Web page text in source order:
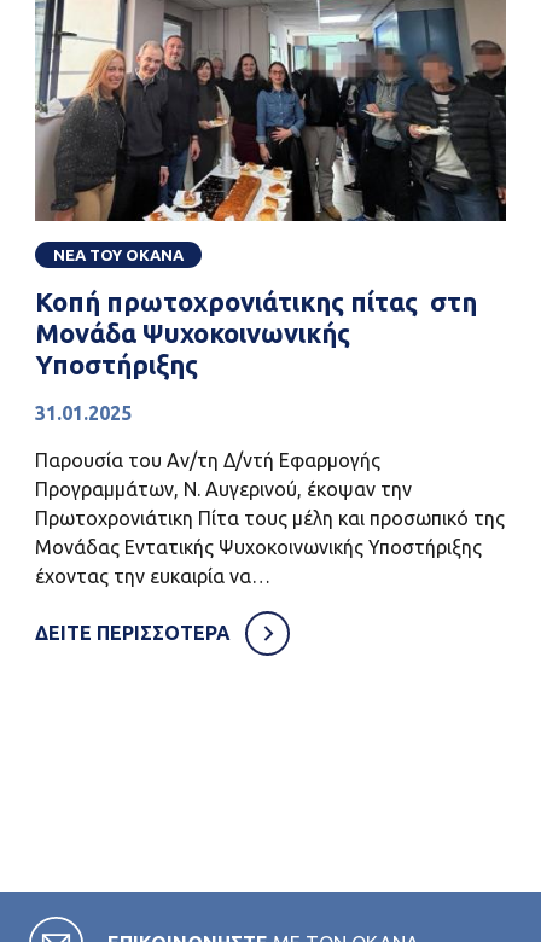
ΝΕΑ ΤΟΥ ΟΚΑΝΑ
Κοπή πρωτοχρονιάτικης πίτας στη
Μονάδα Ψυχοκοινωνικής
Υποστήριξης
31.01.2025
Παρουσία του Αν/τη Δ/ντή Εφαρμογής
Προγραμμάτων, Ν. Αυγερινού, έκοψαν την
Πρωτοχρονιάτικη Πίτα τους μέλη και προσωπικό της
Μονάδας Εντατικής Ψυχοκοινωνικής Υποστήριξης
έχοντας την ευκαιρία να…
ΔΕΙΤΕ ΠΕΡΙΣΣΟΤΕΡΑ